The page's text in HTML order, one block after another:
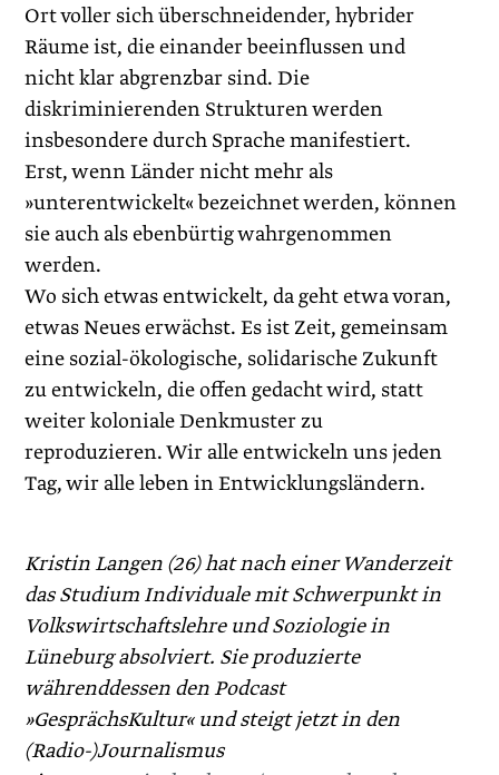
Ort voller sich überschneidender, hybrider
Räume ist, die einander beeinflussen und
nicht klar abgrenzbar sind. Die
diskriminierenden Strukturen werden
insbesondere durch Sprache manifestiert.
Erst, wenn Länder nicht mehr als
»unterentwickelt« bezeichnet werden, können
sie auch als ebenbürtig wahrgenommen
werden.
Wo sich etwas entwickelt, da geht etwa voran,
etwas Neues erwächst. Es ist Zeit, gemeinsam
eine sozial-ökologische, solidarische Zukunft
zu entwickeln, die offen gedacht wird, statt
weiter kolo­nia­le Denkmuster zu
reproduzieren. Wir alle entwickeln uns jeden
Tag, wir alle leben in Entwicklungsländern.
Kristin Langen (26) hat nach einer Wanderzeit
das Studium Individuale mit Schwerpunkt in
Volkswirtschaftslehre und Soziologie in
Lüneburg absolviert. Sie produzierte
währenddessen den Podcast
»GesprächsKultur« und steigt jetzt in den
(Radio-)Journalismus